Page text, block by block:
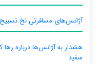
آژانس‌های مسافرتی نخ
هشدار به آژانس‌ها درباره رها
سفید